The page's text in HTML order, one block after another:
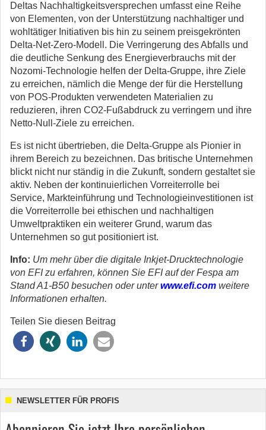
Deltas Nachhaltigkeitsversprechen umfasst eine Reihe
von Elementen, von der Unterstützung nachhaltiger und
wohltätiger Initiativen bis hin zu seinem preisgekrönten
Delta-Net-Zero-Modell. Die Verringerung des Abfalls und
die deutliche Senkung des Energieverbrauchs mit der
Nozomi-Technologie helfen der Delta-Gruppe, ihre Ziele
zu erreichen, nämlich die Menge der für die Herstellung
von POS-Produkten verwendeten Materialien zu
reduzieren, ihren CO2-Fußabdruck zu verringern und ihre
Netto-Null-Ziele zu erreichen.
Es ist nicht übertrieben, die Delta-Gruppe als Pionier in
ihrem Bereich zu bezeichnen. Das britische Unternehmen
blickt nicht nur ständig in die Zukunft, sondern gestaltet sie
aktiv. Neben der kontinuierlichen Vorreiterrolle bei
Service, Markteinführung und Technologieinvestitionen ist
die Vorreiterrolle bei ethischen und nachhaltigen
Umweltpraktiken ein weiterer Grund, warum das
Unternehmen so gut positioniert ist.
Info: Um mehr über die digitale Inkjet-Drucktechnologie
von EFI zu erfahren, können Sie EFI auf der Fespa am
Stand A1-B50 besuchen oder unterwww.efi.com weitere
Informationen erhalten.
Teilen Sie diesen Beitrag
NEWSLETTER FÜR PROFIS